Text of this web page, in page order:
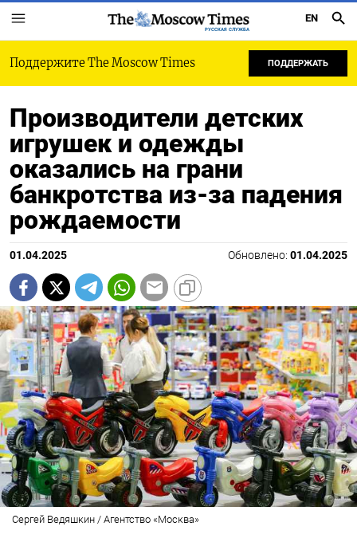
РУССКАЯ СЛУЖБА
EN
Поддержите The Moscow Times ПОДДЕРЖАТЬ
Производители детских
игрушек и одежды
оказались на грани
банкротства из-за падения
рождаемости
01.04.2025 Обновлено: 01.04.2025
Сергей Ведяшкин / Агентство «Москва»